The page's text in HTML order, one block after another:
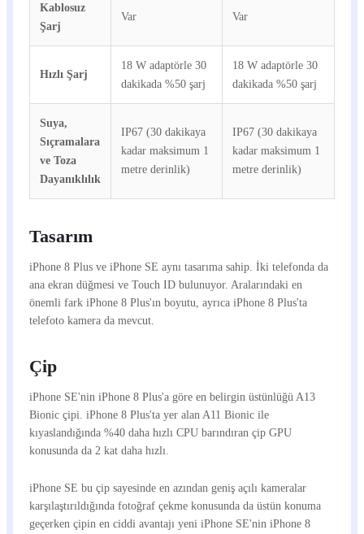
Kablosuz
Şarj
Var Var
Hızlı Şarj
18 W adaptörle 30
dakikada %50 şarj
18 W adaptörle 30
dakikada %50 şarj
Suya,
Sıçramalara
ve Toza
Dayanıklılık
IP67 (30 dakikaya
kadar maksimum 1
metre derinlik)
IP67 (30 dakikaya
kadar maksimum 1
metre derinlik)
Tasarım
iPhone 8 Plus ve iPhone SE aynı tasarıma sahip. İki telefonda da
ana ekran düğmesi ve Touch ID bulunuyor. Aralarındaki en
önemli fark iPhone 8 Plus'ın boyutu, ayrıca iPhone 8 Plus'ta
telefoto kamera da mevcut.
Çip
iPhone SE'nin iPhone 8 Plus'a göre en belirgin üstünlüğü A13
Bionic çipi. iPhone 8 Plus'ta yer alan A11 Bionic ile
kıyaslandığında %40 daha hızlı CPU barındıran çip GPU
konusunda da 2 kat daha hızlı.
iPhone SE bu çip sayesinde en azından geniş açılı kameralar
karşılaştırıldığında fotoğraf çekme konusunda da üstün konuma
geçerken çipin en ciddi avantajı yeni iPhone SE'nin iPhone 8